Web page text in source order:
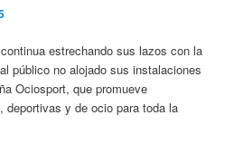
estrechando sus lazos con la
público no alojado sus instalaciones
Ociosport, que promueve
deportivas y de ocio para toda la